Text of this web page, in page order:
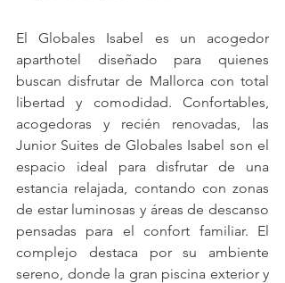
El Globales Isabel es un acogedor
aparthotel diseñado para quienes
buscan disfrutar de Mallorca con total
libertad y comodidad. Confortables,
acogedoras y recién renovadas, las
Junior Suites de Globales Isabel son el
espacio ideal para disfrutar de una
estancia relajada, contando con zonas
de estar luminosas y áreas de descanso
pensadas para el confort familiar. El
complejo destaca por su ambiente
sereno, donde la gran piscina exterior y